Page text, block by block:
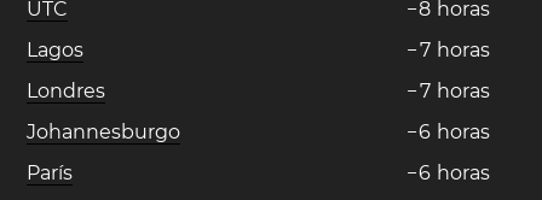
UTC −8 horas
Lagos
−7 horas
Londres
−7 horas
Johannesburgo
−6 horas
París
−6 horas